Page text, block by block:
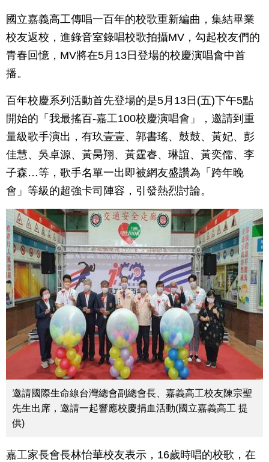
國立嘉義高工傳唱一百年的校歌重新編曲，集結畢業
校友返校，進錄音室錄唱校歌拍攝MV，勾起校友們的
青春回憶，MV將在5月13日登場的校慶演唱會中首
播。
百年校慶系列活動首先登場的是5月13日(五)下午5點
開始的「我最搖百-嘉工100校慶演唱會」，邀請到重
量級歌手演出，有玖壹壹、郭書瑤、鼓鼓、黃妃、彭
佳慧、吳卓源、黃昺翔、黃霆睿、琳誼、黃奕儒、李
子森…等，歌手名單一出即被網友盛讚為「跨年晚
會」等級的超強卡司陣容，引發熱烈討論。
邀請國際生命線台灣總會副總會長、嘉義高工校友陳宗聖
先生出席，邀請一起響應校慶捐血活動(國立嘉義高工 提
供)
嘉工家長會長林怡華校友表示，16歲時唱的校歌，在